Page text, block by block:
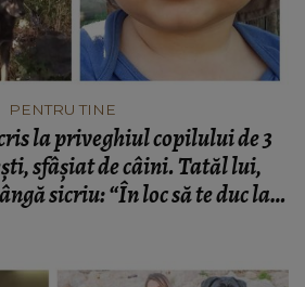
PENTRU TINE
la priveghiul copilului de 3
sfâșiat de câini. Tatăl lui,
sicriu: “În loc să te duc la